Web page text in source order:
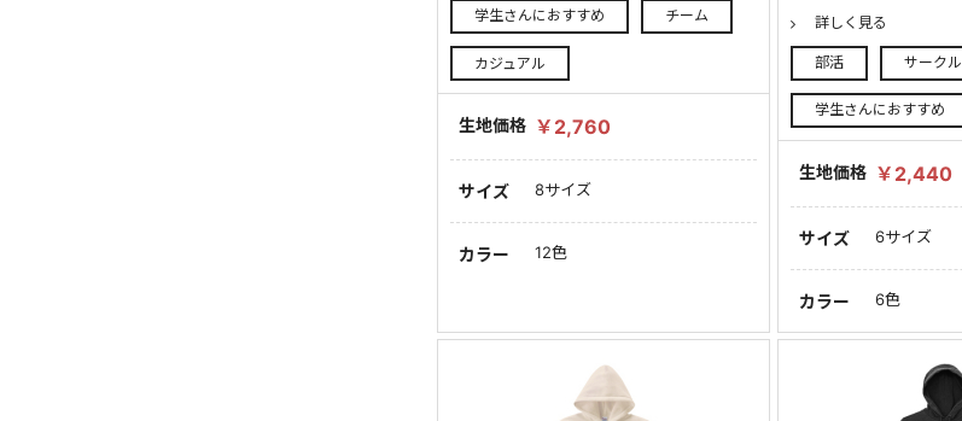
学生さんにおすすめ チーム
カジュアル
生地価格 ￥2,760
サイズ 8サイズ
カラー 12色
詳しく見る
部活 サークル
学生さんにおすすめ
生地価格 ￥2,440
サイズ 6サイズ
カラー 6色